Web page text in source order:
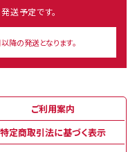
送予定です。
の発送となります。
ご利用案内
特定商取引法に基づく表示